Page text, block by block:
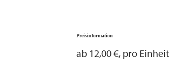
Preisinformation
ab 12,00 €, pro Einheit